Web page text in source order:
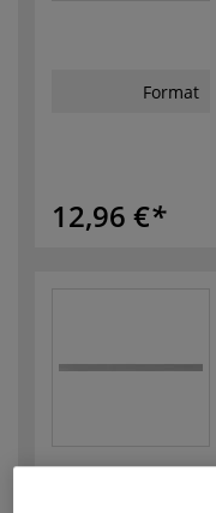
Format
12,96 €